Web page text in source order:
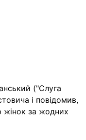
("Слуга
і повідомив,
жінок за жодних